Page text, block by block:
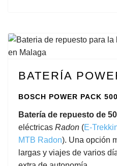
BATERÍA
BOSCH POWER PACK 500
Batería de repuesto de
eléctricas Radon (E-
MTB Radon). Una opción
largas y viajes de varios